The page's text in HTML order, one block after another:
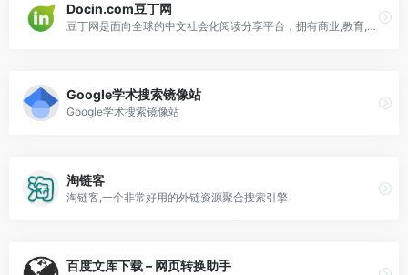
Docin.com豆丁网
豆丁网是面向全球的中文社会化阅读分享平台，拥有商业,教育,研究报告,行业资料,学术论文,认证考试,星座,心理学等数亿实用文档和书刊杂志。
Google学术搜索镜像站
Google学术搜索镜像站
淘链客
淘链客,一个非常好用的外链资源聚合搜索引擎
百度文库下载 – 网页转换助手